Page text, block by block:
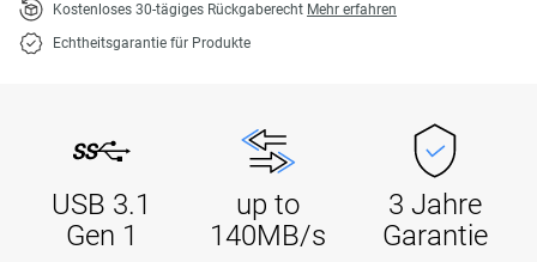
Kostenloses 30-tägiges Rückgaberecht Mehr erfahren
Echtheitsgarantie für Produkte
USB 3.1
Gen 1
up to
140MB/s
3 Jahre
Garantie